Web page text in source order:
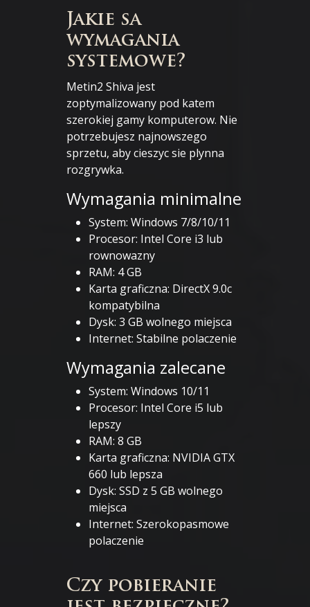
Jakie sa
wymagania
systemowe?
Metin2 Shiva jest
zoptymalizowany pod katem
szerokiej gamy komputerow. Nie
potrzebujesz najnowszego
sprzetu, aby cieszyc sie plynna
rozgrywka.
Wymagania minimalne
System: Windows 7/8/10/11
Procesor: Intel Core i3 lub
rownowazny
RAM: 4 GB
Karta graficzna: DirectX 9.0c
kompatybilna
Dysk: 3 GB wolnego miejsca
Internet: Stabilne polaczenie
Wymagania zalecane
System: Windows 10/11
Procesor: Intel Core i5 lub
lepszy
RAM: 8 GB
Karta graficzna: NVIDIA GTX
660 lub lepsza
Dysk: SSD z 5 GB wolnego
miejsca
Internet: Szerokopasmowe
polaczenie
Czy pobieranie